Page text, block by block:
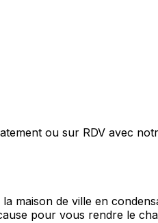
ou sur RDV avec
maison de ville en
pour vous rendre le